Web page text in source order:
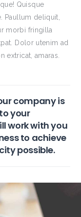
Quisque
Paullum deliquit,
morbi fringilla
Dolor utenim ad
extricat, amaras.
company is
your
work with you
to achieve
possible.